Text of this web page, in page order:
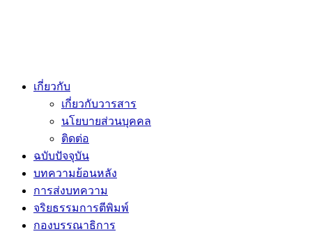
เกี่ยวกับ
เกี่ยวกับวารสาร
นโยบายส่วนบุคคล
ติดต่อ
ฉบับปัจจุบัน
บทความย้อนหลัง
การส่งบทความ
จริยธรรมการตีพิมพ์
กองบรรณาธิการ